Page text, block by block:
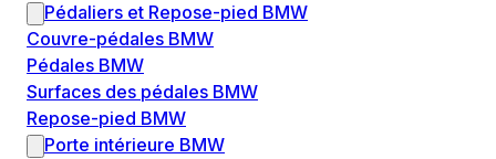
Pédaliers et Repose-pied BMW
Couvre-pédales BMW
Pédales BMW
Surfaces des pédales BMW
Repose-pied BMW
Porte intérieure BMW